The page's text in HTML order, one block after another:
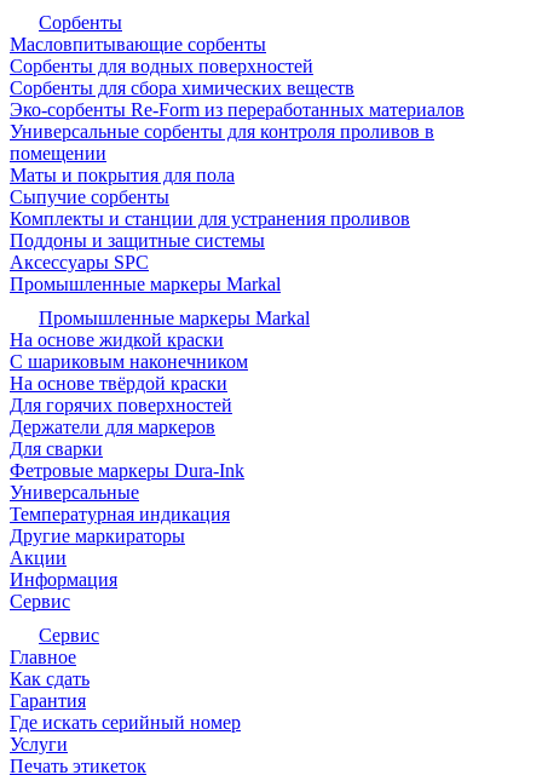
Сорбенты
Масловпитывающие сорбенты
Сорбенты для водных поверхностей
Сорбенты для сбора химических веществ
Эко-сорбенты Re-Form из переработанных материалов
Универсальные сорбенты для контроля проливов в
помещении
Маты и покрытия для пола
Сыпучие сорбенты
Комплекты и станции для устранения проливов
Поддоны и защитные системы
Аксессуары SPC
Промышленные маркеры Markal
Промышленные маркеры Markal
На основе жидкой краски
С шариковым наконечником
На основе твёрдой краски
Для горячих поверхностей
Держатели для маркеров
Для сварки
Фетровые маркеры Dura-Ink
Универсальные
Температурная индикация
Другие маркираторы
Акции
Информация
Сервис
Сервис
Главное
Как сдать
Гарантия
Где искать серийный номер
Услуги
Печать этикеток